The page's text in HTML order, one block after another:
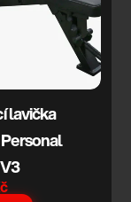
lavička